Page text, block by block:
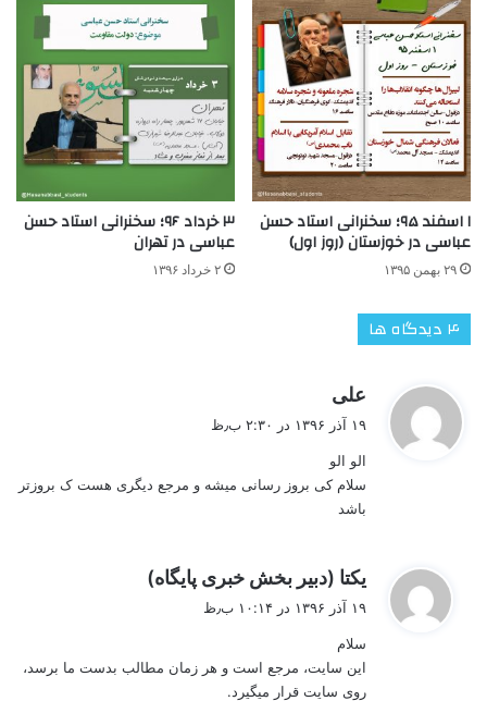
۱ اسفند ۹۵؛ سخنرانی استاد حسن
عباسی در خوزستان (روز اول)
۲۹ بهمن ۱۳۹۵
۳ خرداد ۹۶؛ سخنرانی استاد حسن
عباسی در تهران
۲ خرداد ۱۳۹۶
‫۴ دیدگاه ها
علی
:
۱۹ آذر ۱۳۹۶ در ۲:۳۰ ب٫ظ
الو الو
سلام کی بروز رسانی میشه و مرجع دیگری هست ک بروزتر
باشد
یکتا (دبیر بخش خبری پایگاه)
۱۹ آذر ۱۳۹۶ در ۱۰:۱۴ ب٫ظ
سلام
این سایت، مرجع است و هر زمان مطالب بدست ما برسد،
روی سایت قرار میگیرد.